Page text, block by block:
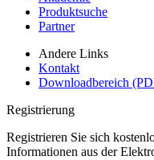
Produktsuche
Partner
Andere Links
Kontakt
Downloadbereich
Registrierung
Registrieren Sie sich
Informationen aus der